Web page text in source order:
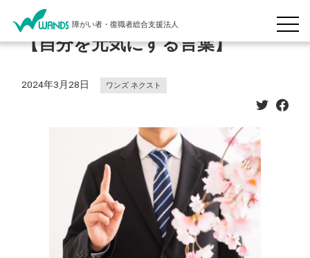
障がい者・復職者総合支援法人
【自分を元気にする言葉】
2024年3月28日 ワンズ ネクスト